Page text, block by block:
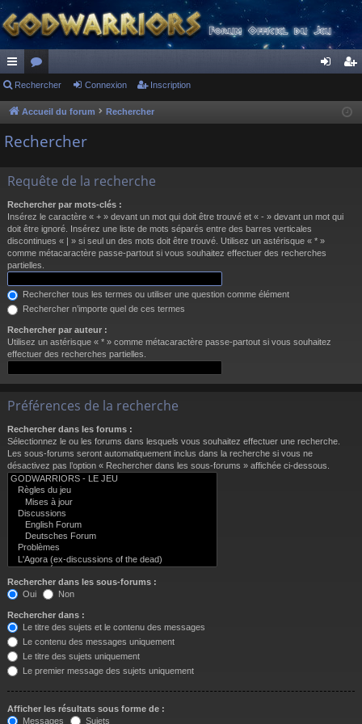
ac
co
ur
s
or
u
m
cri
Rechercher Connexion Inscription
Accueil du forum Rechercher
Rechercher
Requête de la recherche
Rechercher par mots-clés :
Insérez le caractère « + » devant un mot qui doit être trouvé et « - » devant un mot qui
doit être ignoré. Insérez une liste de mots séparés entre des barres verticales
discontinues « | » si seul un des mots doit être trouvé. Utilisez un astérisque « * »
comme métacaractère passe-partout si vous souhaitez effectuer des recherches
partielles.
Rechercher tous les termes ou utiliser une question comme élément
Rechercher n’importe quel de ces termes
Rechercher par auteur :
Utilisez un astérisque « * » comme métacaractère passe-partout si vous souhaitez
effectuer des recherches partielles.
Préférences de la recherche
Rechercher dans les forums :
Sélectionnez le ou les forums dans lesquels vous souhaitez effectuer une recherche.
Les sous-forums seront automatiquement inclus dans la recherche si vous ne
désactivez pas l’option « Rechercher dans les sous-forums » affichée ci-dessous.
Rechercher dans les sous-forums :
Oui
Non
Rechercher dans :
Le titre des sujets et le contenu des messages
Le contenu des messages uniquement
Le titre des sujets uniquement
Le premier message des sujets uniquement
Afficher les résultats sous forme de :
Messages
Sujets